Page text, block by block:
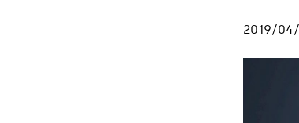
2019/